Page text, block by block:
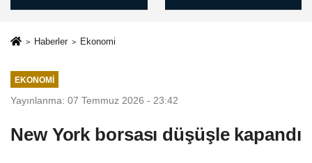
Hibernian -
Sonucu: 2-1
Erdi - Skor: 3-0
Haberler Ekonomi
EKONOMI
Yayınlanma: 07 Temmuz 2026 - 23:42
New York borsası düşüşle kapandı